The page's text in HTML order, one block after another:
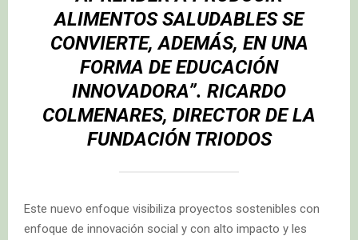
ALIMENTOS SALUDABLES SE
CONVIERTE, ADEMÁS, EN UNA
FORMA DE EDUCACIÓN
INNOVADORA”. RICARDO
COLMENARES, DIRECTOR DE LA
FUNDACIÓN TRIODOS
Este nuevo enfoque visibiliza proyectos sostenibles con
enfoque de innovación social y con alto impacto y les